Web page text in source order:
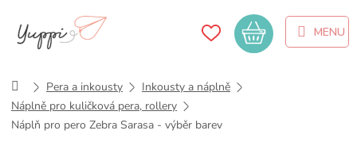
obsah
Nákupní
košík
DomůPera a inkousty
Inkousty a náplně
Náplně pro kuličková pera, rollery
Náplň pro pero Zebra Sarasa - výběr barev